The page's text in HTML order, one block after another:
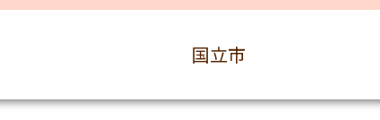
国立市